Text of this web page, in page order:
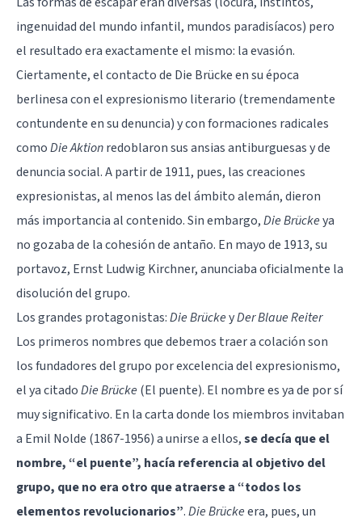
ingenuidad del mundo infantil, mundos paradisíacos) pero
el resultado era exactamente el mismo: la evasión.
Ciertamente, el contacto de Die Brücke en su época
berlinesa con el expresionismo literario (tremendamente
contundente en su denuncia) y con formaciones radicales
comoDie Aktionredoblaron sus ansias antiburguesas y de
denuncia social. A partir de 1911, pues, las creaciones
expresionistas, al menos las del ámbito alemán, dieron
más importancia al contenido. Sin embargo,Die Brückeya
no gozaba de la cohesión de antaño. En mayo de 1913, su
portavoz, Ernst Ludwig Kirchner, anunciaba oficialmente la
disolución del grupo.
Los grandes protagonistas:Die BrückeyDer Blaue Reiter
Los primeros nombres que debemos traer a colación son
los fundadores del grupo por excelencia del expresionismo,
el ya citadoDie Brücke(El puente). El nombre es ya de por sí
muy significativo. En la carta donde los miembros invitaban
a Emil Nolde (1867-1956) a unirse a ellos,se decía que el
nombre, “el puente”, hacía referencia al objetivo del
grupo, que no era otro que atraerse a “todos los
elementos revolucionarios”.Die Brückeera, pues, un